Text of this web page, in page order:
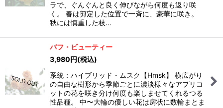
ラで、ぐんぐんと良く伸びながら何度も返り咲
く。 春は剪定した位置で一斉に、豪華に咲き。
秋には慎重した枝…
バフ・ビューティー
3,980円(税込)
系統：ハイブリッド・ムスク【Hmsk】 横広がり
の自由な樹形から季節ごとに濃淡様々なアプリコ
ットの花を咲き分け何度も楽しませてくれるつる
性品種。 中〜大輪の優しい花は房状に数輪まとま